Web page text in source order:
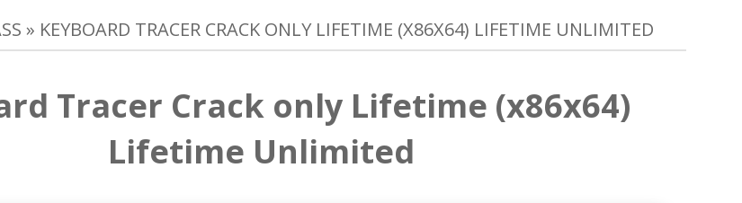
» KEYBOARD TRACER CRACK ONLY LIFETIME (X86X64) LIFETIME UNLIMITED
Tracer Crack only Lifetime (x86x64)
Lifetime Unlimited